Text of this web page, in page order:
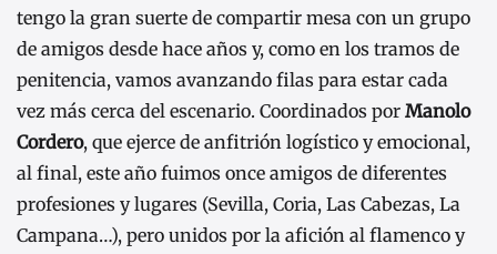
tengo la gran suerte de compartir mesa con un grupo
de amigos desde hace años y, como en los tramos de
penitencia, vamos avanzando filas para estar cada
vez más cerca del escenario. Coordinados por Manolo
Cordero, que ejerce de anfitrión logístico y emocional,
al final, este año fuimos once amigos de diferentes
profesiones y lugares (Sevilla, Coria, Las Cabezas, La
Campana…), pero unidos por la afición al flamenco y